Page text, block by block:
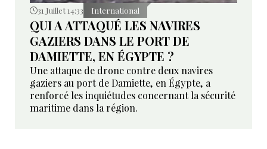
31 Juillet 14:33 International
QUI A ATTAQUÉ LES NAVIRES
GAZIERS DANS LE PORT DE
DAMIETTE, EN ÉGYPTE ?
Une attaque de drone contre deux navires
gaziers au port de Damiette, en Égypte, a
renforcé les inquiétudes concernant la sécurité
maritime dans la région.